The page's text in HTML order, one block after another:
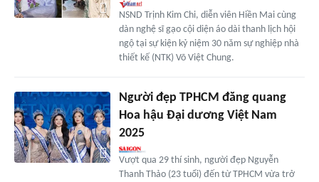
NSND Trịnh Kim Chi, diễn viên Hiền Mai cùng
dàn nghệ sĩ gạo cội diện áo dài thanh lịch hội
ngộ tại sự kiện kỷ niệm 30 năm sự nghiệp nhà
thiết kế (NTK) Võ Việt Chung.
Người đẹp TPHCM đăng quang
Hoa hậu Đại dương Việt Nam
2025
Vượt qua 29 thí sinh, người đẹp Nguyễn
Thanh Thảo (23 tuổi) đến từ TPHCM vừa trở